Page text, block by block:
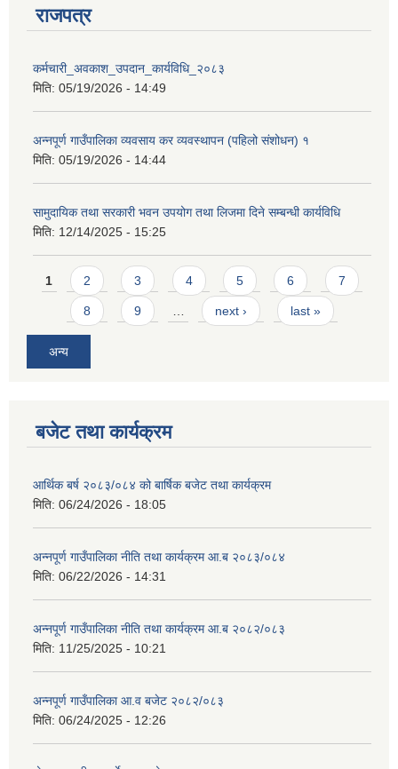
राजपत्र
कर्मचारी_अवकाश_उपदान_कार्यविधि_२०८३
मिति: 05/19/2026 - 14:49
अन्नपूर्ण गाउँपालिका व्यवसाय कर व्यवस्थापन (पहिलो संशोधन) १
मिति: 05/19/2026 - 14:44
सामुदायिक तथा सरकारी भवन उपयोग तथा लिजमा दिने सम्बन्धी कार्यविधि
मिति: 12/14/2025 - 15:25
Pages
1 2 3 4 5 6 7
8 9 next › last »
अन्य
बजेट तथा कार्यक्रम
आर्थिक बर्ष २०८३/०८४ को बार्षिक बजेट तथा कार्यक्रम
मिति: 06/24/2026 - 18:05
अन्नपूर्ण गाउँपालिका नीति तथा कार्यक्रम आ.ब २०८३/०८४
मिति: 06/22/2026 - 14:31
अन्नपूर्ण गाउँपालिका नीति तथा कार्यक्रम आ.ब २०८२/०८३
मिति: 11/25/2025 - 10:21
अन्नपूर्ण गाउँपालिका आ.व बजेट २०८२/०८३
मिति: 06/24/2025 - 12:26